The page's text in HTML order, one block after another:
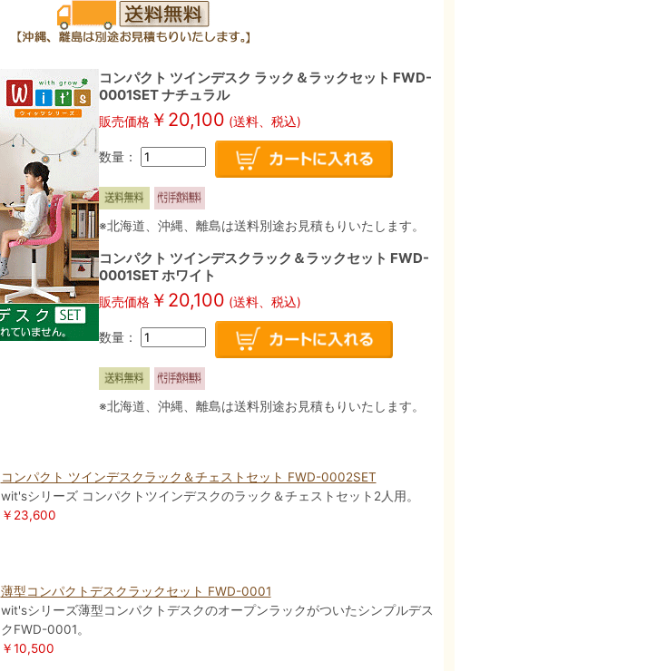
コンパクト ツインデスク ラック＆ラックセット FWD-
0001SET ナチュラル
販売価格￥20,100 (送料、税込)
数量：
※北海道、沖縄、離島は送料別途お見積もりいたします。
コンパクト ツインデスクラック＆ラックセット FWD-
0001SET ホワイト
販売価格￥20,100 (送料、税込)
数量：
※北海道、沖縄、離島は送料別途お見積もりいたします。
コンパクト ツインデスクラック＆チェストセット FWD-0002SET
wit'sシリーズ コンパクトツインデスクのラック＆チェストセット2人用。
￥23,600
薄型コンパクトデスクラックセット FWD-0001
wit'sシリーズ薄型コンパクトデスクのオープンラックがついたシンプルデス
クFWD-0001。
￥10,500